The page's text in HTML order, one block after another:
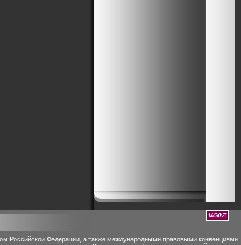
Российской Федерации, а также международными правовыми конвенциями.